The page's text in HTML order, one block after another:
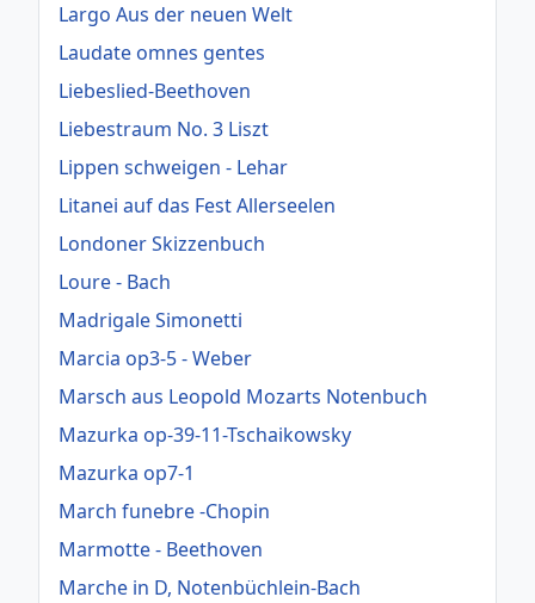
Largo Aus der neuen Welt
Laudate omnes gentes
Liebeslied-Beethoven
Liebestraum No. 3 Liszt
Lippen schweigen - Lehar
Litanei auf das Fest Allerseelen
Londoner Skizzenbuch
Loure - Bach
Madrigale Simonetti
Marcia op3-5 - Weber
Marsch aus Leopold Mozarts Notenbuch
Mazurka op-39-11-Tschaikowsky
Mazurka op7-1
March funebre -Chopin
Marmotte - Beethoven
Marche in D, Notenbüchlein-Bach